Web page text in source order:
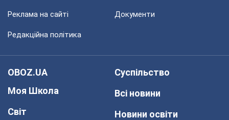
Реклама на сайті Документи
Редакційна політика
OBOZ.UA
Моя Школа
Світ
Суспільство
Всі новини
Новини освіти